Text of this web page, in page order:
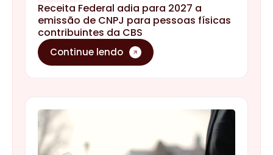
Receita Federal adia para 2027 a
emissão de CNPJ para pessoas físicas
contribuintes da CBS
Continue lendo